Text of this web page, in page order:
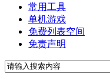
常用工具
单机游戏
免费列表空间
免责声明